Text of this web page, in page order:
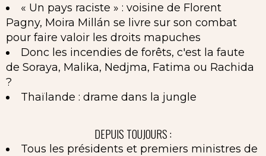
« Un pays raciste » : voisine de Florent
Pagny, Moira Millán se livre sur son combat
pour faire valoir les droits mapuches
Donc les incendies de forêts, c'est la faute
de Soraya, Malika, Nedjma, Fatima ou Rachida
?
Thaïlande : drame dans la jungle
DEPUIS TOUJOURS :
Tous les présidents et premiers ministres de